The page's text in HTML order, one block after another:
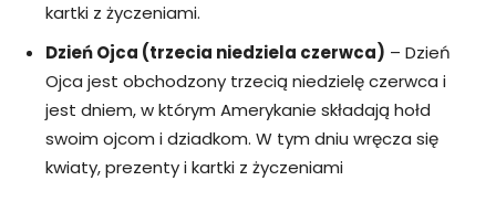
kartki z życzeniami.
Dzień Ojca (trzecia niedziela czerwca) – Dzień
Ojca jest obchodzony trzecią niedzielę czerwca i
jest dniem, w którym Amerykanie składają hołd
swoim ojcom i dziadkom. W tym dniu wręcza się
kwiaty, prezenty i kartki z życzeniami